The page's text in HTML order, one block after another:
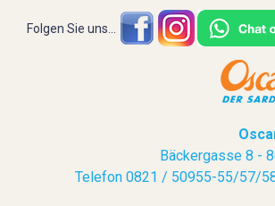
Folgen Sie uns...
Bäckergasse 8 -
Telefon 0821 / 50955-55/57/